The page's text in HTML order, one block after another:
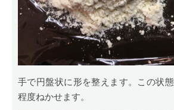
手で円盤状に形を整えます。この状
程度ねかせます。